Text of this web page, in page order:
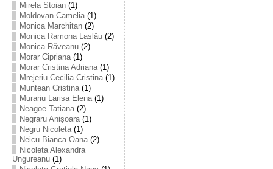
Mirela Stoian(1)
Moldovan Camelia(1)
Monica Marchitan(2)
Monica Ramona Laslău(2)
Monica Răveanu(2)
Morar Cipriana(1)
Morar Cristina Adriana(1)
Mrejeriu Cecilia Cristina(1)
Muntean Cristina(1)
Murariu Larisa Elena(1)
Neagoe Tatiana(2)
Negraru Anișoara(1)
Negru Nicoleta(1)
Neicu Bianca Oana(2)
Nicoleta Alexandra
Ungureanu(1)